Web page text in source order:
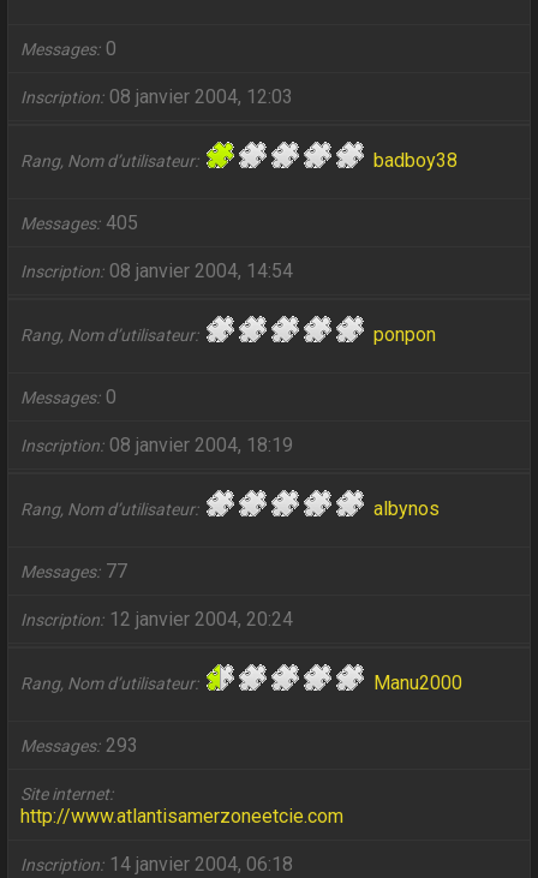
Messages 0
Inscription 08 janvier 2004, 12:03
Rang, Nom d’utilisateur badboy38
Messages 405
Inscription 08 janvier 2004, 14:54
Rang, Nom d’utilisateur ponpon
Messages 0
Inscription 08 janvier 2004, 18:19
Rang, Nom d’utilisateur albynos
Messages 77
Inscription 12 janvier 2004, 20:24
Rang, Nom d’utilisateur Manu2000
Messages 293
Site internet
http://www.atlantisamerzoneetcie.com
Inscription 14 janvier 2004, 06:18